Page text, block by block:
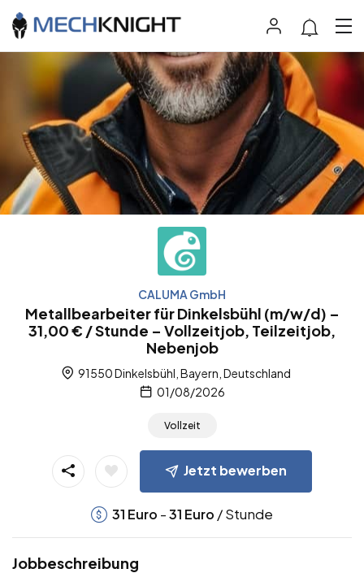
CALUMA GmbH
Metallbearbeiter für Dinkelsbühl (m/w/d) –
31,00 € / Stunde – Vollzeitjob, Teilzeitjob,
Nebenjob
91550 Dinkelsbühl, Bayern, Deutschland
01/08/2026
Vollzeit
Jetzt bewerben
31 Euro -31 Euro / Stunde
Jobbeschreibung